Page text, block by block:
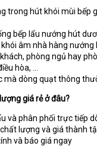
trong hút khói mùi bếp
bếp lẩu nướng hút
âm nhà hàng nướng
phòng ngủ hay
hòa, …
mà dòng quạt thông
giá rẻ ở đâu?
và phân phối trực tiếp
lượng và giá thành
và báo giá ngay